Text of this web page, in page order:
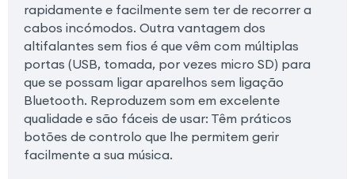
rapidamente e facilmente sem ter de recorrer a
cabos incómodos. Outra vantagem dos
altifalantes sem fios é que vêm com múltiplas
portas (USB, tomada, por vezes micro SD) para
que se possam ligar aparelhos sem ligação
Bluetooth. Reproduzem som em excelente
qualidade e são fáceis de usar: Têm práticos
botões de controlo que lhe permitem gerir
facilmente a sua música.